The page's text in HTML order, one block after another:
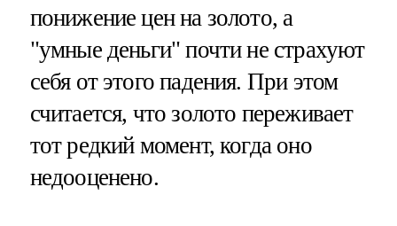
понижение цен на золото, а
"умные деньги" почти не страхуют
себя от этого падения. При этом
считается, что золото переживает
тот редкий момент, когда оно
недооценено.